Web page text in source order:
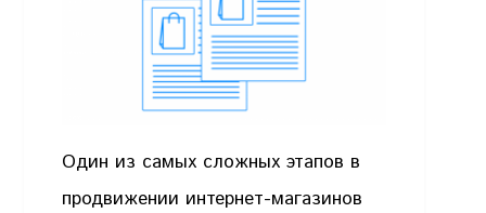
Один из самых сложных этапов в
продвижении интернет-магазинов